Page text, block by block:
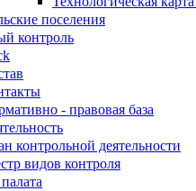
поселения
контроль
- правовая база
контрольной деятельности
видов контроля